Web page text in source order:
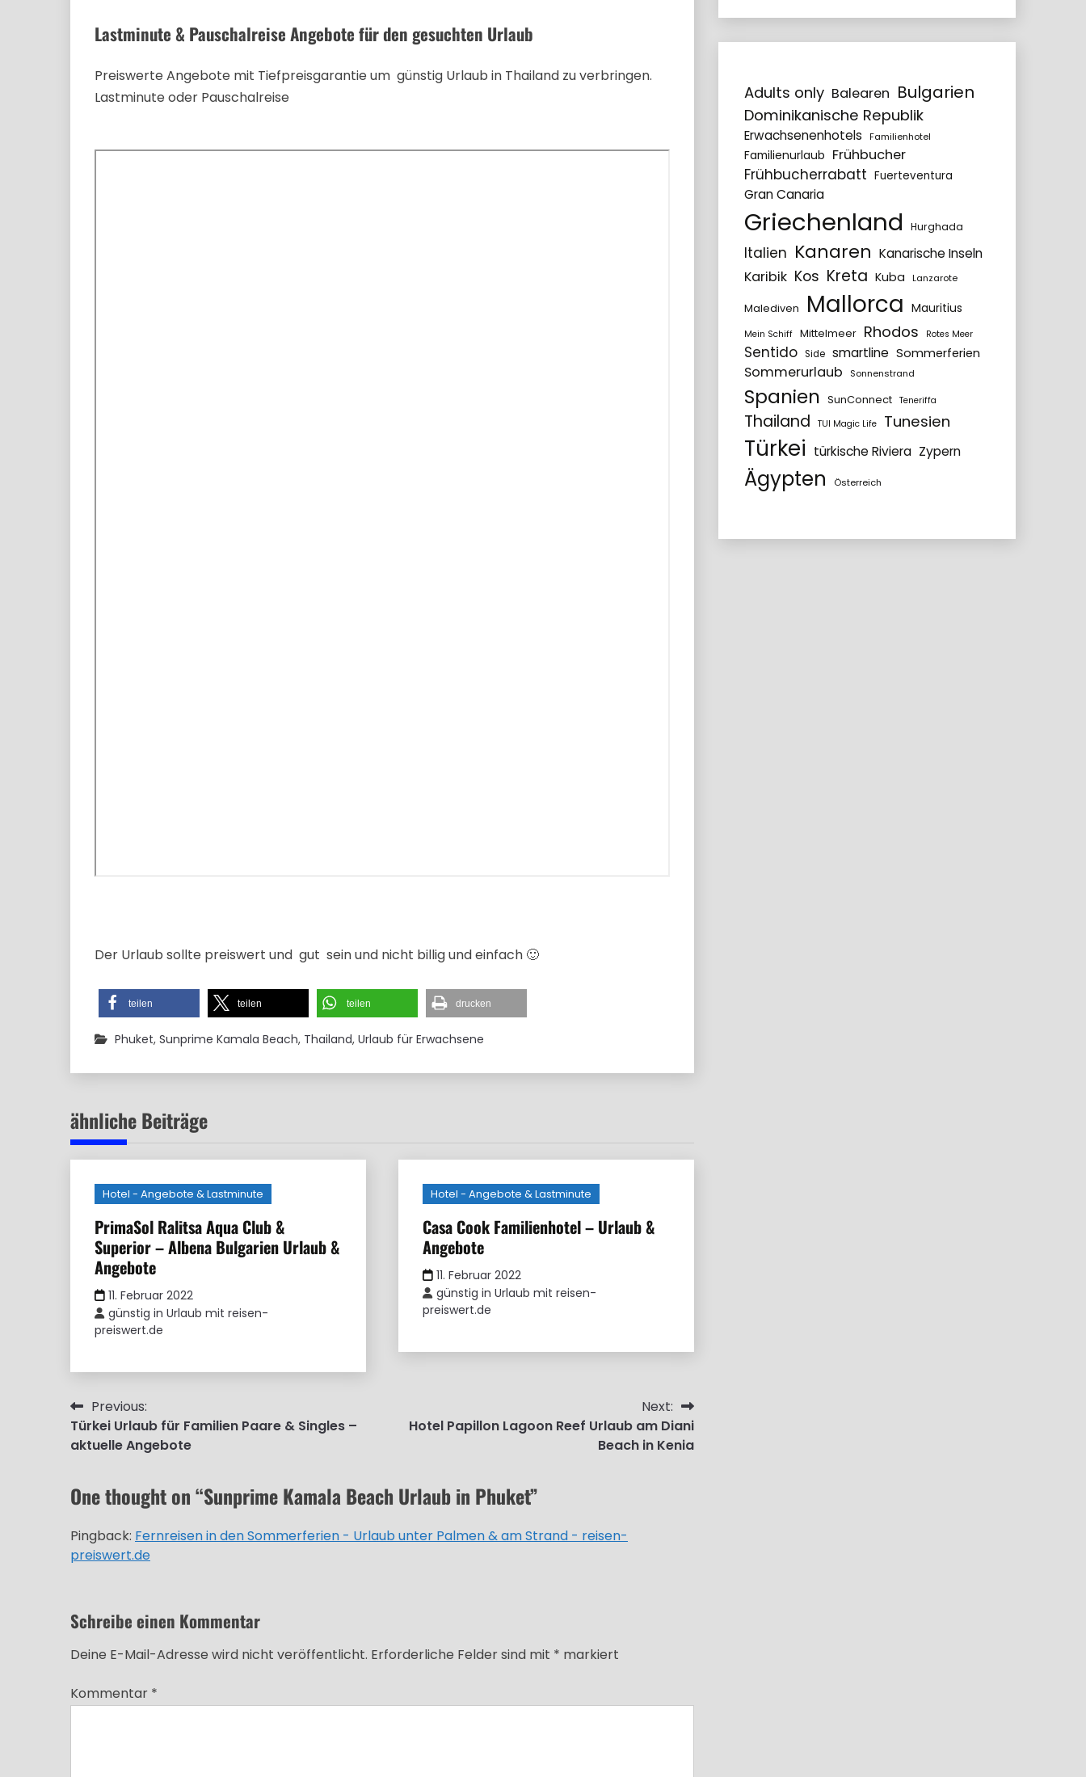
Lastminute & Pauschalreise Angebote für den gesuchten Urlaub
Preiswerte Angebote mit Tiefpreisgarantie um günstig Urlaub in Thailand zu verbringen.
Lastminute oder Pauschalreise
Der Urlaub sollte preiswert und gut sein und nicht billig und einfach 🙂
teilen teilen teilen drucken
Phuket, Sunprime Kamala Beach, Thailand, Urlaub für Erwachsene
ähnliche Beiträge
Hotel - Angebote & Lastminute
PrimaSol Ralitsa Aqua Club &
Superior – Albena Bulgarien Urlaub &
Angebote
11. Februar 2022
günstig in Urlaub mit reisen-
preiswert.de
Hotel - Angebote & Lastminute
Casa Cook Familienhotel – Urlaub &
Angebote
11. Februar 2022
günstig in Urlaub mit reisen-
preiswert.de
Beitragsnavigation
Previous:
Türkei Urlaub für Familien Paare & Singles –
aktuelle Angebote
Next:
Hotel Papillon Lagoon Reef Urlaub am Diani
Beach in Kenia
One thought on “Sunprime Kamala Beach Urlaub in Phuket”
Pingback: Fernreisen in den Sommerferien - Urlaub unter Palmen & am Strand - reisen-
preiswert.de
Schreibe einen Kommentar
Deine E-Mail-Adresse wird nicht veröffentlicht. Erforderliche Felder sind mit * markiert
Kommentar *
Adults only Balearen Bulgarien
Dominikanische Republik
Erwachsenenhotels Familienhotel
Familienurlaub Frühbucher
Frühbucherrabatt Fuerteventura
Gran Canaria
Griechenland Hurghada
Italien Kanaren Kanarische Inseln
Karibik Kos Kreta Kuba Lanzarote
Malediven Mallorca Mauritius
Mein Schiff Mittelmeer Rhodos Rotes Meer
Sentido Side smartline Sommerferien
Sommerurlaub Sonnenstrand
Spanien SunConnect Teneriffa
Thailand TUI Magic Life Tunesien
Türkei türkische Riviera Zypern
Ägypten Österreich